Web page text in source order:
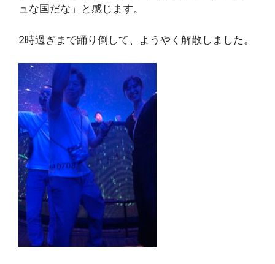
ュな国だな」と感じます。
2時過ぎまで踊り倒して、ようやく解散しました。